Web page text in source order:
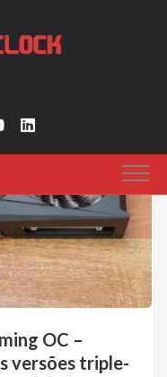
oc
OC –
versões triple-